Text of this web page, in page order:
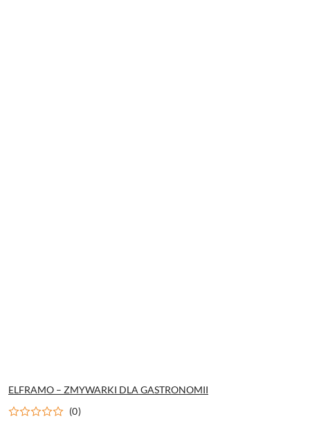
ELFRAMO – ZMYWARKI DLA GASTRONOMII
(0)